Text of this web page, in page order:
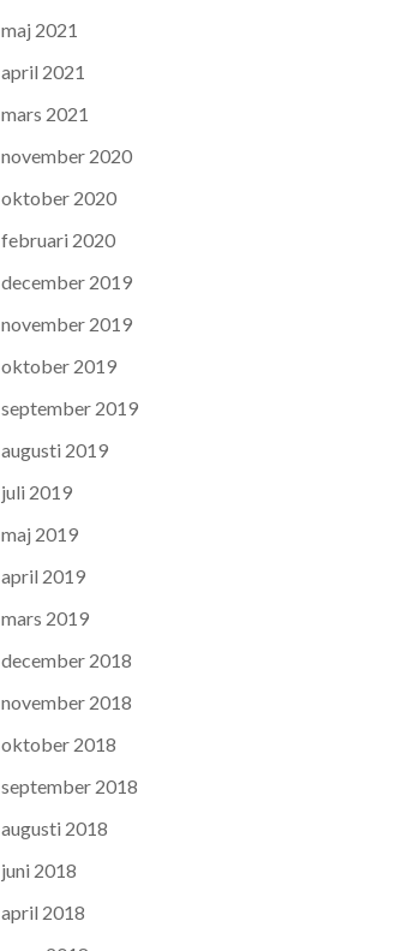
maj 2021
april 2021
mars 2021
november 2020
oktober 2020
februari 2020
december 2019
november 2019
oktober 2019
september 2019
augusti 2019
juli 2019
maj 2019
april 2019
mars 2019
december 2018
november 2018
oktober 2018
september 2018
augusti 2018
juni 2018
april 2018